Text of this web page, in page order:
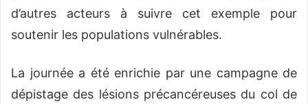
d’autres acteurs à suivre cet exemple pour
soutenir les populations vulnérables.
La journée a été enrichie par une campagne de
dépistage des lésions précancéreuses du col de